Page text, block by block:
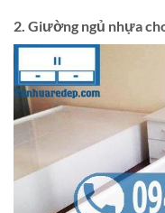
2. Giường ngủ nhựa